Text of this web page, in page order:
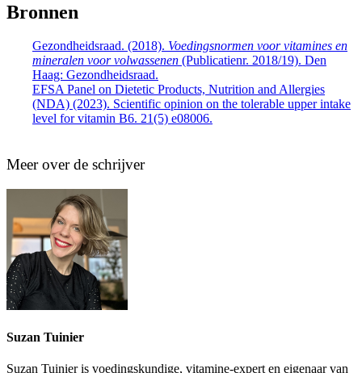
Bronnen
Gezondheidsraad. (2018). Voedingsnormen voor vitamines en
mineralen voor volwassenen (Publicatienr. 2018/19). Den
Haag: Gezondheidsraad.
EFSA Panel on Dietetic Products, Nutrition and Allergies
(NDA) (2023). Scientific opinion on the tolerable upper intake
level for vitamin B6. 21(5) e08006.
Meer over de schrijver
Suzan Tuinier
Suzan Tuinier is voedingskundige, vitamine-expert en eigenaar van